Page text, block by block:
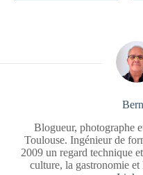
Blogueur, photographe
Toulouse. Ingénieur de
2009 un regard technique
culture, la gastronomie